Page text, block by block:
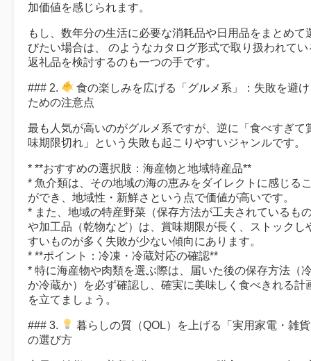
加価値を感じられます。
もし、数年分の生活に必要な消耗品や日用品をまとめて
びたい場合は、 のようなカタログ形式で取り扱われてい
返礼品を検討するのも一つの手です。
### 2.
食の楽しみを広げる「グルメ系」：失敗を避
ための注意点
最も人気が高いのがグルメ系ですが、逆に「食べすぎて
味期限切れ」という失敗も起こりやすいジャンルです。
* **おすすめの選択肢：海産物と地域特産品**
* 魚介類は、その地域の海の恵みをダイレクトに感じる
ができ、地域性・新鮮さという点で価値が高いです。
* また、地域の特産野菜（保存方法が工夫されているも
や加工品（乾物など）は、賞味期限が長く、ストックし
すいものが多く失敗が少ない傾向にあります。
* **ポイント：冷凍・冷蔵対応の確認**
* 特に海産物や肉類を選ぶ際は、届いた後の保存方法（
か冷蔵か）を必ず確認し、確実に美味しく食べきれる計
を立てましょう。
### 3.
暮らしの質（QOL）を上げる「実用家電・雑
の選び方